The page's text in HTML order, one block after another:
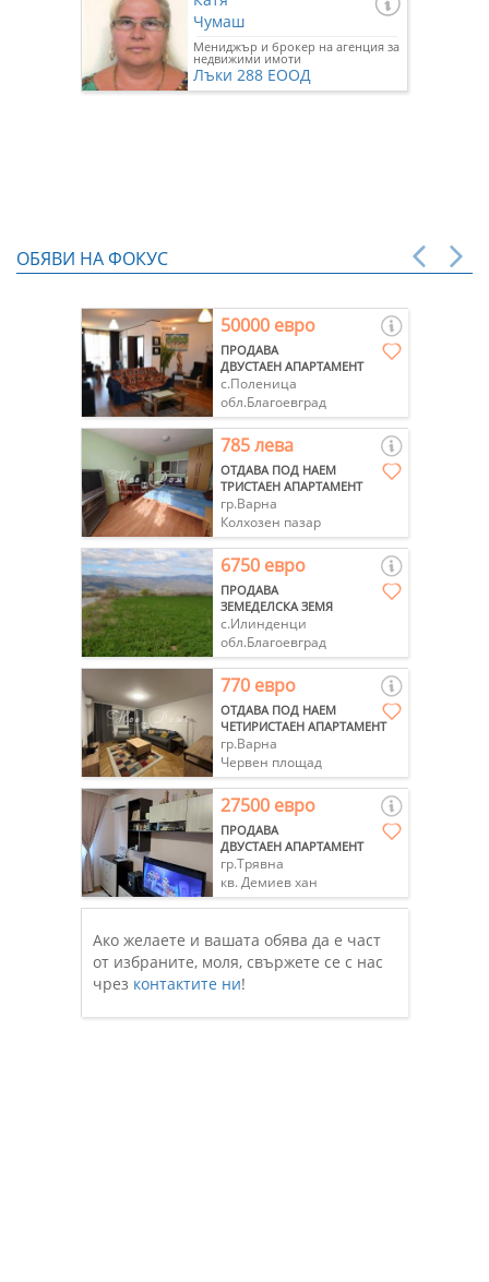
Чумаш
Мениджър и брокер на агенция за
недвижими имоти
Лъки 288 ЕООД
ОБЯВИ НА ФОКУС
50000 евро
ПРОДАВА
ДВУСТАЕН АПАРТАМЕНТ
с.Поленица
обл.Благоевград
785 лева
ОТДАВА ПОД НАЕМ
ТРИСТАЕН АПАРТАМЕНТ
гр.Варна
Колхозен пазар
6750 евро
ПРОДАВА
ЗЕМЕДЕЛСКА ЗЕМЯ
с.Илинденци
обл.Благоевград
770 евро
ОТДАВА ПОД НАЕМ
ЧЕТИРИСТАЕН АПАРТАМЕНТ
гр.Варна
Червен площад
27500 евро
ПРОДАВА
ДВУСТАЕН АПАРТАМЕНТ
гр.Трявна
кв. Демиев хан
Ако желаете и вашата обява да е част
от избраните, моля, свържете се с нас
чрез контактите ни!